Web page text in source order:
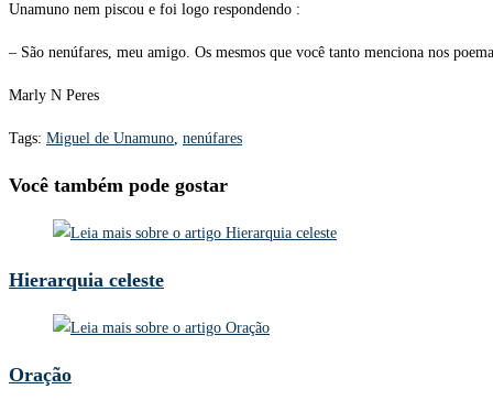
Unamuno nem piscou e foi logo respondendo :
– São nenúfares, meu amigo. Os mesmos que você tanto menciona nos
Marly N Peres
Tags: Miguel de Unamuno, nenúfares
Você também pode gostar
Hierarquia celeste
Oração